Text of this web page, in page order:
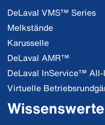
DeLaval VMS™ Series
Melkstände
Karusselle
DeLaval AMR™
DeLaval InService™
Virtuelle